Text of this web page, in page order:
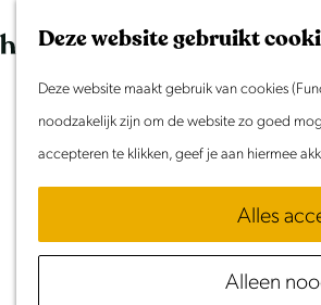
Deze website gebruikt
Deze website maakt gebruik van cookies
noodzakelijk zijn om de website zo goed
accepteren te klikken, geef je aan hiermee
Alles
Alleen
G
a
K
a
r
t
Z
e
k
e
n
BeleefDe